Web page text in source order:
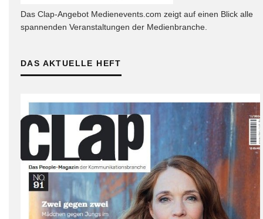
Das Clap-Angebot Medienevents.com zeigt auf einen Blick alle
spannenden Veranstaltungen der Medienbranche.
DAS AKTUELLE HEFT